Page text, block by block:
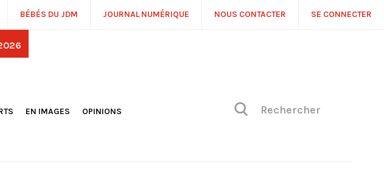
BÉBÉS DU JDM JOURNAL NUMÉRIQUE NOUS CONTACTER SE CONNECTER
EN IMAGES
OPINIONS